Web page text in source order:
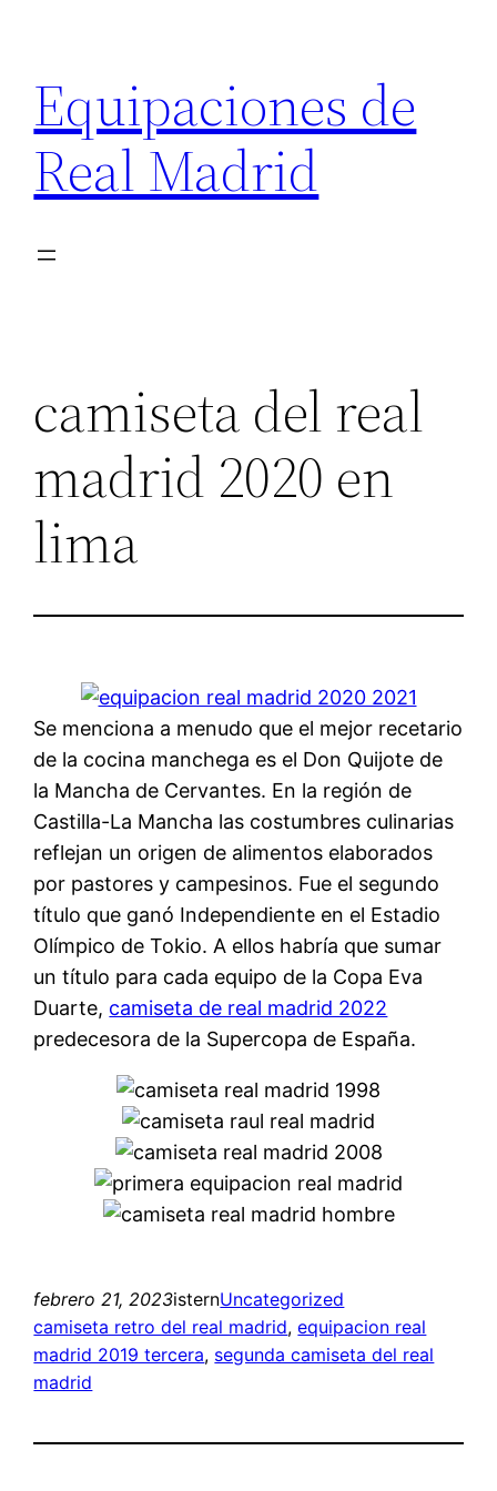
contenido
Equipaciones de
Real Madrid
camiseta del real
madrid 2020 en
lima
Se menciona a menudo que el mejor recetario
de la cocina manchega es el Don Quijote de
la Mancha de Cervantes. En la región de
Castilla-La Mancha las costumbres culinarias
reflejan un origen de alimentos elaborados
por pastores y campesinos. Fue el segundo
título que ganó Independiente en el Estadio
Olímpico de Tokio. A ellos habría que sumar
un título para cada equipo de la Copa Eva
Duarte, camiseta de real madrid 2022
predecesora de la Supercopa de España.
febrero 21, 2023isternUncategorized
camiseta retro del real madrid, equipacion real
madrid 2019 tercera, segunda camiseta del real
madrid